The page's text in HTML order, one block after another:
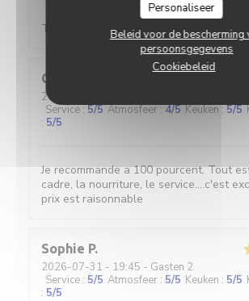
Personaliseer
Beleid voor de bescherming
persoonsgegevens
Cookiebeleid
Toujours au top
Cécile
2026-07-30
Service:5/5 Atmosfeer:4/5 Keuken:5/5
: 5/5
Je recommande a 100 pourcent. Tout
cadre, la nourriture, le service....c'est
prix est raisonnable
Sophie P
2026-07-31 - 19:45 - Gasten 2
Service : 5/5 Atmosfeer : 5/5 Keuken : 5/5
: 5/5